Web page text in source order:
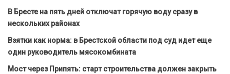
В Бресте на пять дней отключат горячую воду сразу в
нескольких районах
Взятки как норма: в Брестской области под суд идет еще
один руководитель мясокомбината
Мост через Припять: старт строительства должен закрыть